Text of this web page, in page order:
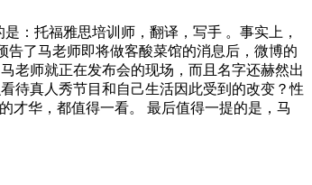
：托福雅思培训师，翻译，写手 。事实上，
了马老师即将做客酸菜馆的消息后，微博的
老师就正在发布会的现场，而且名字还赫然出
待真人秀节目和自己生活因此受到的改变？性
才华，都值得一看。 最后值得一提的是，马